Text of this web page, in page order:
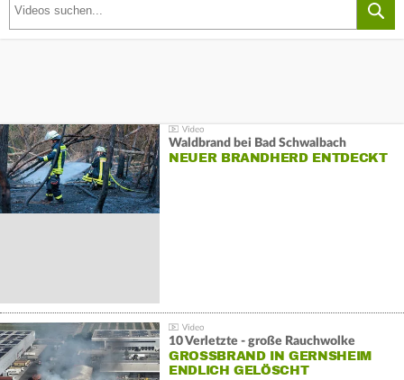
Waldbrand bei Bad Schwalbach
NEUER BRANDHERD ENTDECKT
10 Verletzte - große Rauchwolke
GROSSBRAND IN GERNSHEIM E
NDLICH GELÖSCHT